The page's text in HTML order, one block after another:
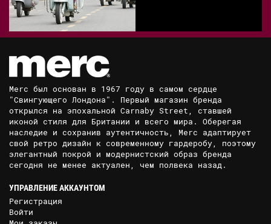
Merc был основан в 1967 году в самом сердце
"Свингующего Лондона". Первый магазин бренда
открылся на эпохальной Carnaby Street, ставшей
иконой стиля для Британии и всего мира. Оберегая
наследие и сохранив аутентичность, Merc адаптирует
свой ретро дизайн к современному гардеробу, поэтому
элегантный покрой и модернистский образ бренда
сегодня не менее актуален, чем полвека назад.
УПРАВЛЕНИЕ АККАУНТОМ
Регистрация
Войти